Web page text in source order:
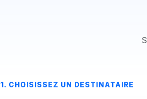
1. CHOISISSEZ UN DESTINATAIRE